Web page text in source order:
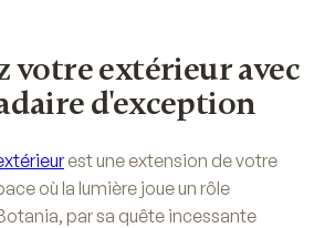
votre extérieur avec
d'exception
est une extension de votre
où la lumière joue un rôle
par sa quête incessante